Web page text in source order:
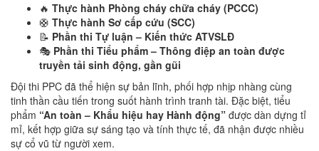
🔥 Thực hành Phòng cháy chữa cháy (PCCC)
🛟 Thực hành Sơ cấp cứu (SCC)
📝 Phần thi Tự luận – Kiến thức ATVSLĐ
🎭 Phần thi Tiểu phẩm – Thông điệp an toàn được
truyền tải sinh động, gần gũi
Đội thi PPC đã thể hiện sự bản lĩnh, phối hợp nhịp nhàng cùng
tinh thần cầu tiến trong suốt hành trình tranh tài. Đặc biệt, tiểu
phẩm “An toàn – Khẩu hiệu hay Hành động” được dàn dựng tỉ
mỉ, kết hợp giữa sự sáng tạo và tính thực tế, đã nhận được nhiều
sự cổ vũ từ người xem.